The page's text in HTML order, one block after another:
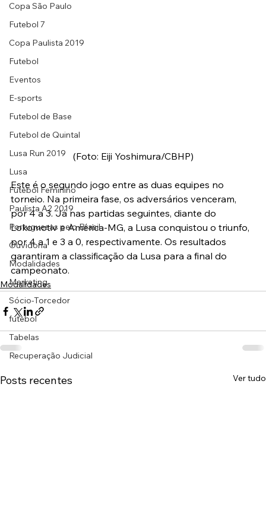
Copa São Paulo
Futebol 7
Copa Paulista 2019
Futebol
Eventos
E-sports
Futebol de Base
Futebol de Quintal
Lusa Run 2019
Lusa
Futebol Feminino
Paulista A2 2019
Portuguesas pelo Brasil
Ouvidoria
Modalidades
Marketing
Sócio-Torcedor
futebol
Tabelas
Recuperação Judicial
(Foto: Eiji Yoshimura/CBHP)
Este é o segundo jogo entre as duas equipes no
torneio. Na primeira fase, os adversários venceram,
por 4 a 3. Já nas partidas seguintes, diante do
Lokomotiv e América-MG, a Lusa conquistou o triunfo,
por 4 a 1 e 3 a 0, respectivamente. Os resultados
garantiram a classificação da Lusa para a final do
campeonato.
Modalidades
Posts recentes Ver tudo